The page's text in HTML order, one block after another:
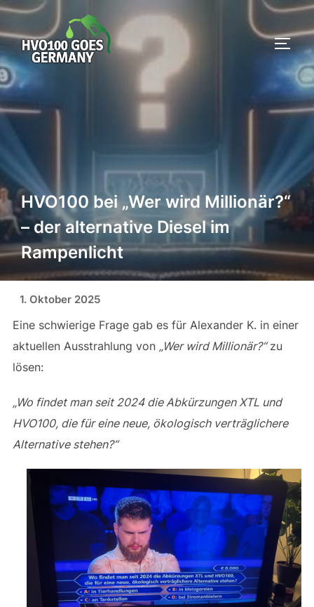
Zum
Inhalt
springen
HVO100 bei „Wer wird Millionär?“
– der alternative Diesel im
Rampenlicht
1. Oktober 2025
Eine schwierige Frage gab es für Alexander K. in einer
aktuellen Ausstrahlung von „Wer wird Millionär?“zu
lösen:
„Wo findet man seit 2024 die Abkürzungen XTL und
HVO100, die für eine neue, ökologisch verträglichere
Alternative stehen?“